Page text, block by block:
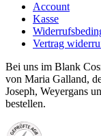
Account
Kasse
Vertrag
Bei uns im Blank
von Maria Galland,
Joseph, Weyergans
bestellen.